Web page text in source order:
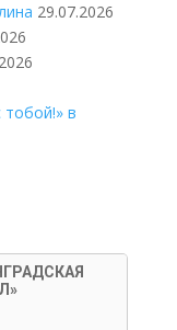
29.07.2026
в